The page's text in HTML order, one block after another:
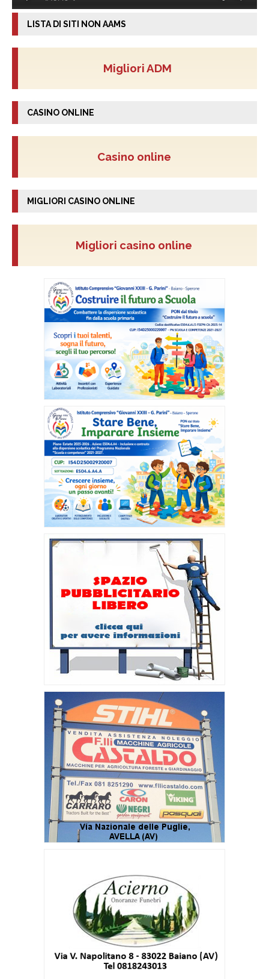
LISTA DI SITI NON AAMS
Migliori ADM
CASINO ONLINE
Casino online
MIGLIORI CASINO ONLINE
Migliori casino online